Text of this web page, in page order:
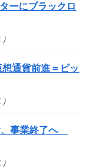
ーにブラックロ
通貨前進＝ビッ
事業終了へ